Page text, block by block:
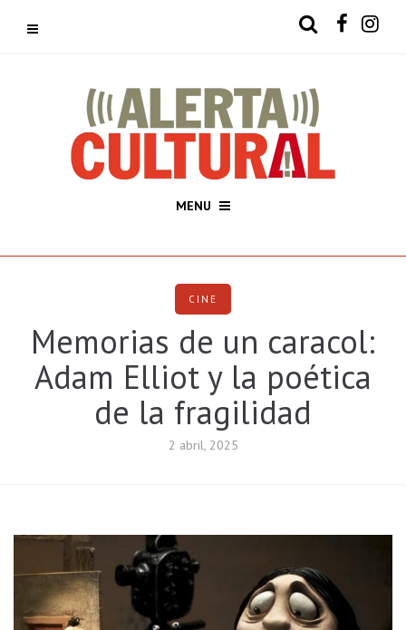
MENU
CINE
Memorias de un caracol:
Adam Elliot y la poética
de la fragilidad
2 abril, 2025